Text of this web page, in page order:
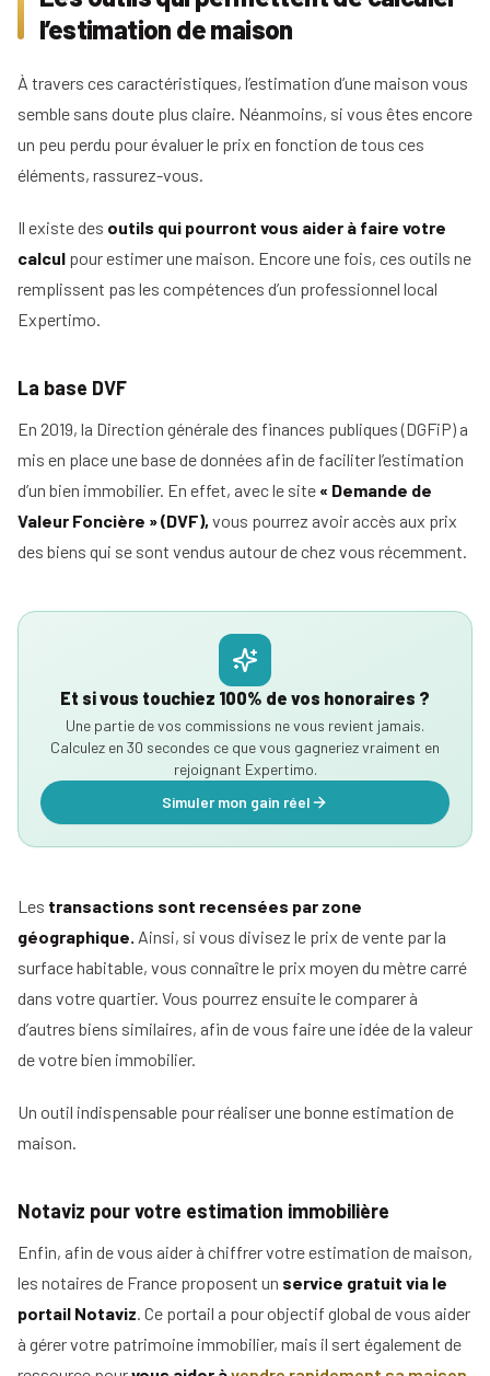
l’estimation de maison
À travers ces caractéristiques, l’estimation d’une maison vous
semble sans doute plus claire. Néanmoins, si vous êtes encore
un peu perdu pour évaluer le prix en fonction de tous ces
éléments, rassurez-vous.
Il existe des outils qui pourront vous aider à faire votre
calcul pour estimer une maison. Encore une fois, ces outils ne
remplissent pas les compétences d’un professionnel local
Expertimo.
La base DVF
En 2019, la Direction générale des finances publiques (DGFiP) a
mis en place une base de données afin de faciliter l’estimation
d’un bien immobilier. En effet, avec le site « Demande de
Valeur Foncière » (DVF), vous pourrez avoir accès aux prix
des biens qui se sont vendus autour de chez vous récemment.
Et si vous touchiez 100% de vos honoraires ?
Une partie de vos commissions ne vous revient jamais.
Calculez en 30 secondes ce que vous gagneriez vraiment en
rejoignant Expertimo.
Simuler mon gain réel
Les transactions sont recensées par zone
géographique. Ainsi, si vous divisez le prix de vente par la
surface habitable, vous connaître le prix moyen du mètre carré
dans votre quartier. Vous pourrez ensuite le comparer à
d’autres biens similaires, afin de vous faire une idée de la valeur
de votre bien immobilier.
Un outil indispensable pour réaliser une bonne estimation de
maison.
Notaviz pour votre estimation immobilière
Enfin, afin de vous aider à chiffrer votre estimation de maison,
les notaires de France proposent un service gratuit via le
portail Notaviz. Ce portail a pour objectif global de vous aider
à gérer votre patrimoine immobilier, mais il sert également de